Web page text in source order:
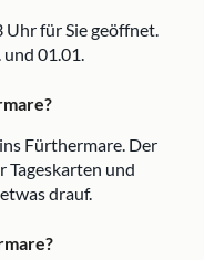
für Sie geöffnet.
und 01.01.
Fürthermare. Der
Tageskarten und
drauf.